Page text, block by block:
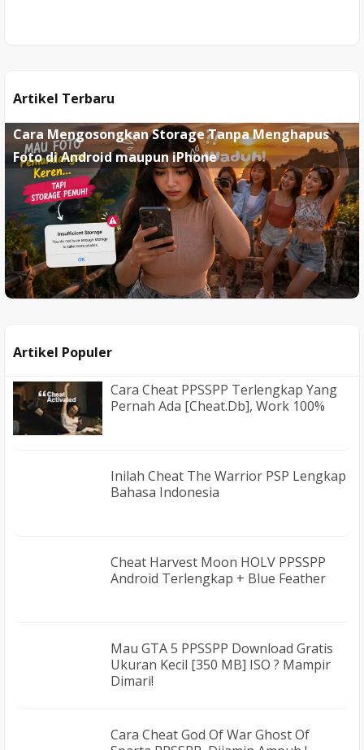
Artikel Terbaru
Cara Mengosongkan Storage Tanpa Menghapus
Foto di Android maupun iPhone
Artikel Populer
Cara Cheat PPSSPP Terlengkap Yang
Pernah Ada [Cheat.db], Work 100%
Inilah Cheat The Warrior PSP Lengkap
Bahasa Indonesia
Cheat Harvest Moon HOLV PPSSPP
Android Terlengkap + Blue Feather
Mau GTA 5 PPSSPP Download Gratis
Ukuran Kecil [350 MB] ISO ? Mampir
Dimari!
Cara Cheat God Of War Ghost Of